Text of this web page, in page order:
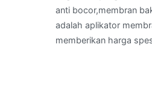
anti bocor,membran
adalah aplikator
memberikan harga